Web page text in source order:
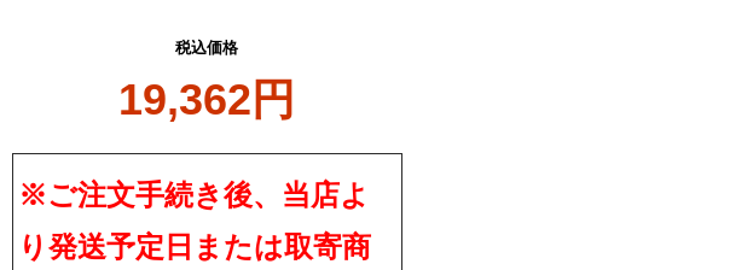
税込価格
19,362円
※ご注文手続き後、当店よ
り発送予定日または取寄商